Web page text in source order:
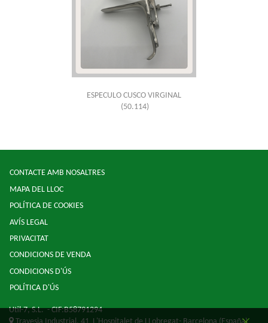
ESPECULO CUSCO VIRGINAL
(50.114)
CONTACTE AMB NOSALTRES
MAPA DEL LLOC
POLÍTICA DE COOKIES
AVÍS LEGAL
PRIVACITAT
CONDICIONS DE VENDA
CONDICIONS D'ÚS
POLÍTICA D'ÚS
Util-7, S.L.- CIF:B58791294